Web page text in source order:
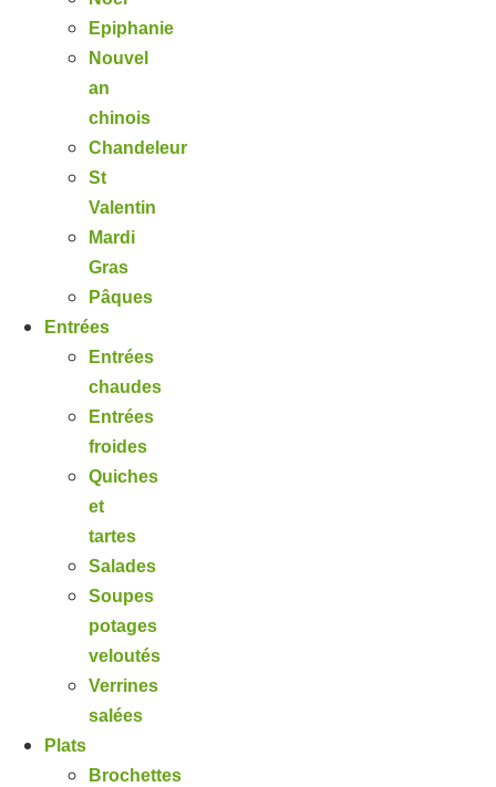
Epiphanie
Nouvel
an
chinois
Chandeleur
St
Valentin
Mardi
Gras
Pâques
Entrées
Entrées
chaudes
Entrées
froides
Quiches
et
tartes
Salades
Soupes
potages
veloutés
Verrines
salées
Plats
Brochettes